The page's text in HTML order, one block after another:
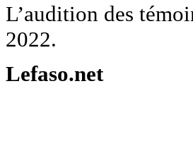
L’audition des
2022.
Lefaso.net